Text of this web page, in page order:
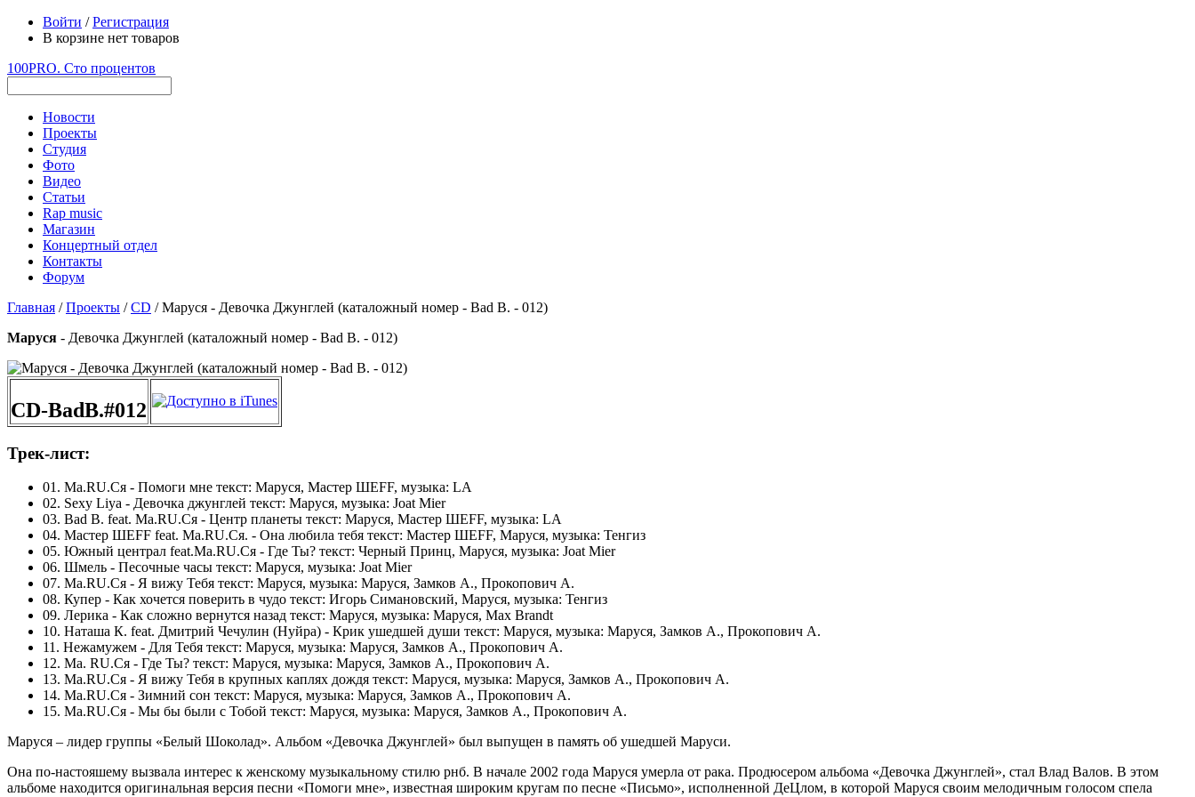
Войти /Регистрация
В корзине нет товаров
100PRO. Сто процентов
Новости
Проекты
Студия
Фото
Видео
Статьи
Rap music
Магазин
Концертный отдел
Контакты
Форум
Главная /Проекты /CD / Маруся - Девочка Джунглей (каталожный номер - Bad B. - 012)
Маруся - Девочка Джунглей (каталожный номер - Bad B. - 012)
CD-BadB.#012
Трек-лист:
01. Ма.RU.Ся - Помоги мне текст: Маруся, Мастер ШЕFF, музыка: LA
02. Sexy Liya - Девочка джунглей текст: Маруся, музыка: Joat Mier
03. Bad B. feat. Ма.RU.Ся - Центр планеты текст: Маруся, Мастер ШЕFF, музыка: LA
04. Мастер ШEFF feat. Ма.RU.Ся. - Она любила тебя текст: Мастер ШЕFF, Маруся, музыка: Тенгиз
05. Южный централ feat.Ма.RU.Ся - Где Ты? текст: Черный Принц, Маруся, музыка: Joat Mier
06. Шмель - Песочные часы текст: Маруся, музыка: Joat Mier
07. Ма.RU.Ся - Я вижу Тебя текст: Маруся, музыка: Маруся, Замков А., Прокопович А.
08. Купер - Как хочется поверить в чудо текст: Игорь Симановский, Маруся, музыка: Тенгиз
09. Лерика - Как сложно вернутся назад текст: Маруся, музыка: Маруся, Max Brandt
10. Наташа К. feat. Дмитрий Чечулин (Нуйра) - Крик ушедшей души текст: Маруся, музыка: Маруся, Замков А., Прокопович А.
11. Нежамужем - Для Тебя текст: Маруся, музыка: Маруся, Замков А., Прокопович А.
12. Ма. RU.Ся - Где Ты? текст: Маруся, музыка: Маруся, Замков А., Прокопович А.
13. Ма.RU.Ся - Я вижу Тебя в крупных каплях дождя текст: Маруся, музыка: Маруся, Замков А., Прокопович А.
14. Ма.RU.Ся - Зимний сон текст: Маруся, музыка: Маруся, Замков А., Прокопович А.
15. Ма.RU.Ся - Мы бы были с Тобой текст: Маруся, музыка: Маруся, Замков А., Прокопович А.
Маруся – лидер группы «Белый Шоколад». Альбом «Девочка Джунглей» был выпущен в память об ушедшей Маруси.
Она по-настояшему вызвала интерес к женскому музыкальному стилю рнб. В начале 2002 года Маруся умерла от рака. Продюсером альбома «Девочка Джунглей», стал Влад Валов. В этом
альбоме находится оригинальная версия песни «Помоги мне», известная широким кругам по песне «Письмо», исполненной ДеЦлом, в которой Маруся своим мелодичным голосом спела